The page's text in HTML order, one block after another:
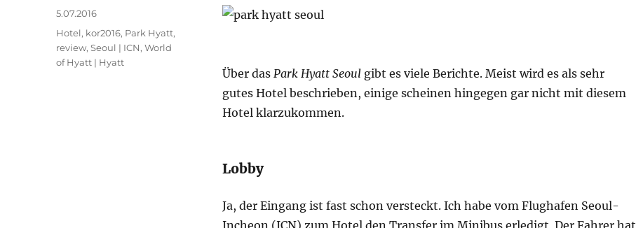
Über das Park Hyatt Seoulgibt es viele Berichte. Meist wird es als sehr
gutes Hotel beschrieben, einige scheinen hingegen gar nicht mit diesem
Hotel klarzukommen.
Lobby
Ja, der Eingang ist fast schon versteckt. Ich habe vom Flughafen Seoul-
Incheon (ICN) zum Hotel den Transfer im Minibus erledigt. Der Fahrer hat
Veröffentlicht
5.07.2016
Kategorien
Hotel, kor2016, Park Hyatt,
review,Seoul | ICN,World
of Hyatt | Hyatt